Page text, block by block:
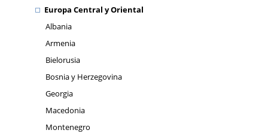
Europa Central y Oriental
Albania
Armenia
Bielorusia
Bosnia y Herzegovina
Georgia
Macedonia
Montenegro